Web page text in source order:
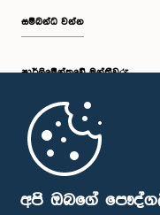
අපි ඔබගේ
සම්බන්ධ වන්න
පාර්ලි‌මේන්තුවේ මන්ත්‍රීවරු
මුල් පිටුව
පාර්ලිමේන්තු ජංගම යෙදුම